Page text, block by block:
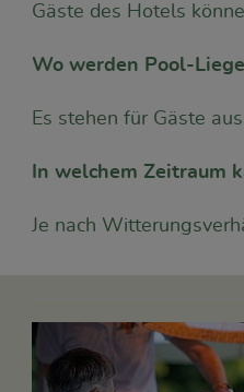
Gäste des Hotels
Wo werden Pool-
Es stehen für Gäste
In welchem Zeitraum
Je nach